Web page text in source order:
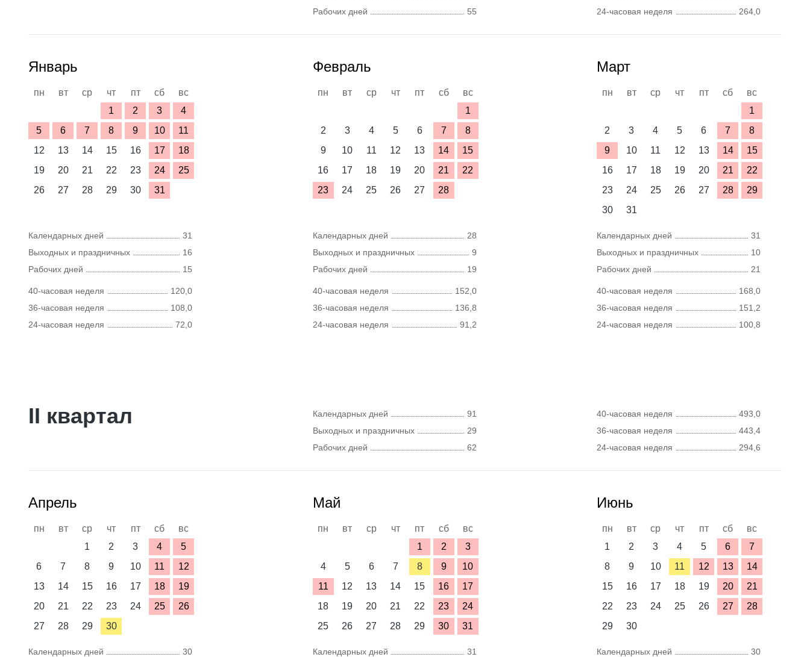
Рабочих дней
55
24-часовая неделя
264,0
Январь
пн вт ср чт пт сб
вс
1
2 3
4
5
6 7 8 9 10
11
12
13 14 15 16 17
18
19
20 21 22 23 24
25
26
27 28 29 30 31
Календарных дней
31
Выходных и праздничных
16
Рабочих дней
15
40-часовая неделя
120,0
36-часовая неделя
108,0
24-часовая неделя
72,0
Февраль
пн вт ср чт пт сб
вс
1
2
3 4 5 6 7
8
9
10 11 12 13 14
15
16
17 18 19 20 21
22
23
24 25 26 27 28
Календарных дней
28
Выходных и праздничных
9
Рабочих дней
19
40-часовая неделя
152,0
36-часовая неделя
136,8
24-часовая неделя
91,2
Март
пн вт ср чт пт сб
вс
1
2
3 4 5 6 7
8
9
10 11 12 13 14
15
16
17 18 19 20 21
22
23
24 25 26 27 28
29
30
31
Календарных дней
31
Выходных и праздничных
10
Рабочих дней
21
40-часовая неделя
168,0
36-часовая неделя
151,2
24-часовая неделя
100,8
II квартал Календарных дней
91
Выходных и праздничных
29
Рабочих дней
62
40-часовая неделя
493,0
36-часовая неделя
443,4
24-часовая неделя
294,6
Апрель
пн вт ср чт пт сб
вс
1
2 3 4
5
6
7 8 9 10 11
12
13
14 15 16 17 18
19
20
21 22 23 24 25
26
27
28 29 30
Календарных дней
30
Май
пн вт ср чт пт сб
вс
1
2
3
4
5 6 7 8 9
10
11
12 13 14 15 16
17
18
19 20 21 22 23
24
25
26 27 28 29 30 31
Календарных дней
31
Июнь
пн вт ср чт пт сб
вс
1
2 3 4 5 6
7
8
9 10 11 12 13
14
15
16 17 18 19 20
21
22
23 24 25 26 27
28
29
30
Календарных дней
30